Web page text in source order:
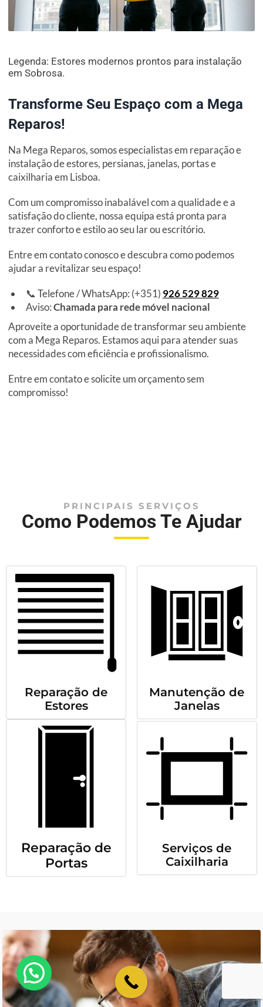
Legenda: Estores modernos prontos para instalação
em Sobrosa.
Transforme Seu Espaço com a Mega
Reparos!
Na Mega Reparos, somos especialistas em reparação e
instalação de estores, persianas, janelas, portas e
caixilharia em Lisboa.
Com um compromisso inabalável com a qualidade e a
satisfação do cliente, nossa equipa está pronta para
trazer conforto e estilo ao seu lar ou escritório.
Entre em contato conosco e descubra como podemos
ajudar a revitalizar seu espaço!
📞 Telefone / WhatsApp: (+351) 926 529 829
Aviso:Chamada para rede móvel nacional
Aproveite a oportunidade de transformar seu ambiente
com a Mega Reparos. Estamos aqui para atender suas
necessidades com eficiência e profissionalismo.
Entre em contato e solicite um orçamento sem
compromisso!
PRINCIPAIS SERVIÇOS
Como Podemos Te Ajudar
Reparação de
Estores
Manutenção de
Janelas
Reparação de
Portas
Serviços de
Caixilharia
💬 Como podemos ajudar?